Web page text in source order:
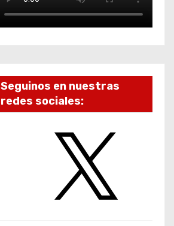
Seguinos en nuestras
redes sociales: